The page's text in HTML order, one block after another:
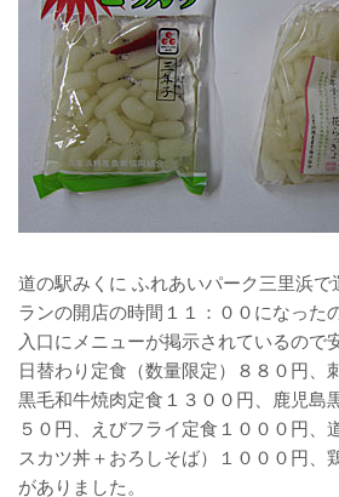
道の駅みくに ふれあいパーク三里浜で
ランの開店の時間１１：００になった
入口にメニューが掲示されているので
日替わり定食（数量限定）８８０円、
黒毛和牛焼肉定食１３００円、鹿児島
５０円、えびフライ定食１０００円、
スカツ丼＋おろしそば）１０００円、
がありました。